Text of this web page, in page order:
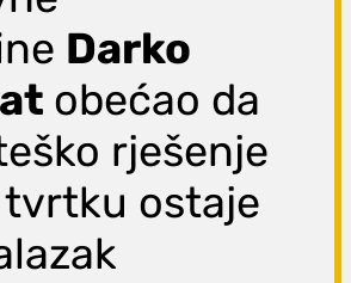
Darko
obećao da
rješenje
ostaje